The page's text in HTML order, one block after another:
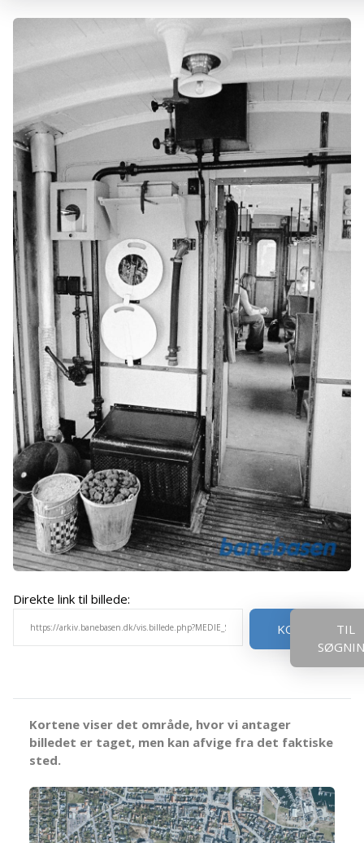
Direkte link til billede:
KOPIER
TIL
Kortene viser det område, hvor vi antager
billedet er taget, men kan afvige fra det faktiske
sted.